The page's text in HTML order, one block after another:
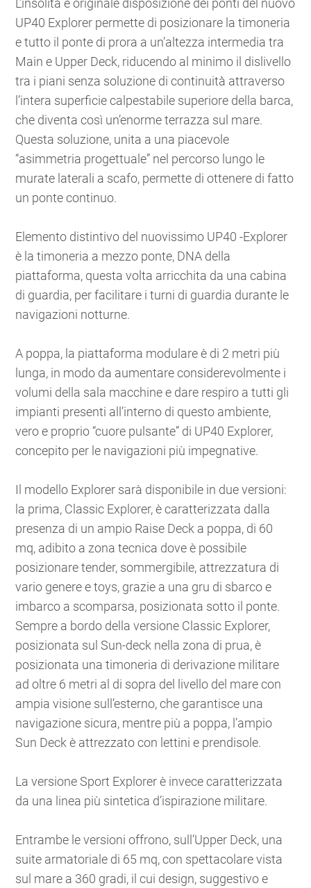
L’insolita e originale disposizione dei ponti del nuovo
UP40 Explorer permette di posizionare la timoneria
e tutto il ponte di prora a un’altezza intermedia tra
Main e Upper Deck, riducendo al minimo il dislivello
tra i piani senza soluzione di continuità̀ attraverso
l’intera superficie calpestabile superiore della barca,
che diventa così un’enorme terrazza sul mare.
Questa soluzione, unita a una piacevole
“asimmetria progettuale” nel percorso lungo le
murate laterali a scafo, permette di ottenere di fatto
un ponte continuo.
Elemento distintivo del nuovissimo UP40 -Explorer
è la timoneria a mezzo ponte, DNA della
piattaforma, questa volta arricchita da una cabina
di guardia, per facilitare i turni di guardia durante le
navigazioni notturne.
A poppa, la piattaforma modulare è di 2 metri più
lunga, in modo da aumentare considerevolmente i
volumi della sala macchine e dare respiro a tutti gli
impianti presenti all’interno di questo ambiente,
vero e proprio “cuore pulsante” di UP40 Explorer,
concepito per le navigazioni più impegnative.
Il modello Explorer sarà disponibile in due versioni:
la prima, Classic Explorer, è caratterizzata dalla
presenza di un ampio Raise Deck a poppa, di 60
mq, adibito a zona tecnica dove è possibile
posizionare tender, sommergibile, attrezzatura di
vario genere e toys, grazie a una gru di sbarco e
imbarco a scomparsa, posizionata sotto il ponte.
Sempre a bordo della versione Classic Explorer,
posizionata sul Sun-deck nella zona di prua, è
posizionata una timoneria di derivazione militare
ad oltre 6 metri al di sopra del livello del mare con
ampia visione sull’esterno, che garantisce una
navigazione sicura, mentre più a poppa, l’ampio
Sun Deck è attrezzato con lettini e prendisole.
La versione Sport Explorer è invece caratterizzata
da una linea più sintetica d’ispirazione militare.
Entrambe le versioni offrono, sull’Upper Deck, una
suite armatoriale di 65 mq, con spettacolare vista
sul mare a 360 gradi, il cui design, suggestivo e